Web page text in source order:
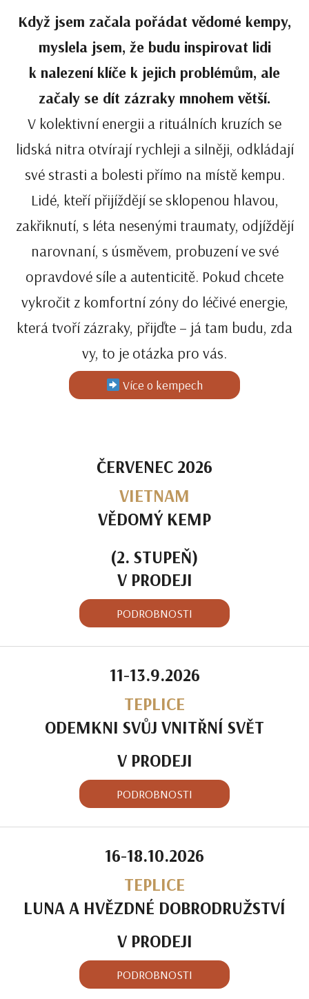
Když jsem začala pořádat vědomé kempy,
myslela jsem, že budu inspirovat lidi
k nalezení klíče k jejich problémům, ale
začaly se dít zázraky mnohem větší.
V kolektivní energii a rituálních kruzích se
lidská nitra otvírají rychleji a silněji, odkládají
své strasti a bolesti přímo na místě kempu.
Lidé, kteří přijíždějí se sklopenou hlavou,
zakřiknutí, s léta nesenými traumaty, odjíždějí
narovnaní, s úsměvem, probuzení ve své
opravdové síle a autenticitě. Pokud chcete
vykročit z komfortní zóny do léčivé energie,
která tvoří zázraky, přijďte – já tam budu, zda
vy, to je otázka pro vás.
Více o kempech
ČERVENEC 2026
VIETNAM
VĚDOMÝ KEMP
(2. STUPEŇ)
V PRODEJI
PODROBNOSTI
11-13.9.2026
TEPLICE
ODEMKNI SVŮJ VNITŘNÍ SVĚT
V PRODEJI
PODROBNOSTI
16-18.10.2026
TEPLICE
LUNA A HVĚZDNÉ DOBRODRUŽSTVÍ
V PRODEJI
PODROBNOSTI